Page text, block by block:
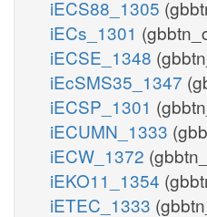
iECS88_1305
iECs_1301
iECSE_1348
iEcSMS35_1347
iECSP_1301
iECUMN_1333
iECW_1372
iEKO11_1354
iETEC_1333